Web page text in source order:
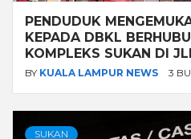
PENDUDUK
KEPADA DBKL
KOMPLEKS SUKAN DI
BY KUALA LAMPUR NEWS 3
SUKAN